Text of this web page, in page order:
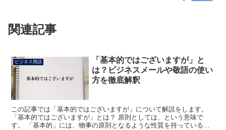
関連記事
ビジネス用語
「基本的ではございますが」と
は？ビジネスメールや敬語の使い
方を徹底解釈
この記事では「基本的ではございますが」について解説をします。
「基本的ではございますが」とは？ 原則としては、という意味で
す。 「基本的」には、物事の原則となるような性質を持っているこ